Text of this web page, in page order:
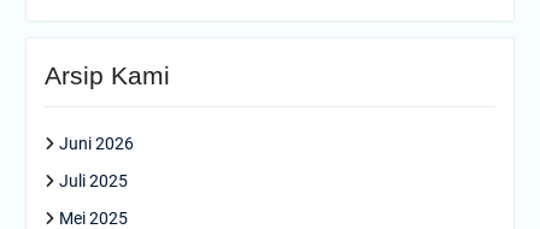
Arsip Kami
Juni 2026
Juli 2025
Mei 2025